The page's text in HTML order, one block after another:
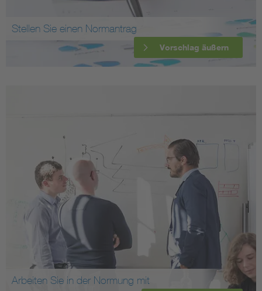
Stellen Sie einen Normantrag
Vorschlag äußern
Arbeiten Sie in der Normung mit